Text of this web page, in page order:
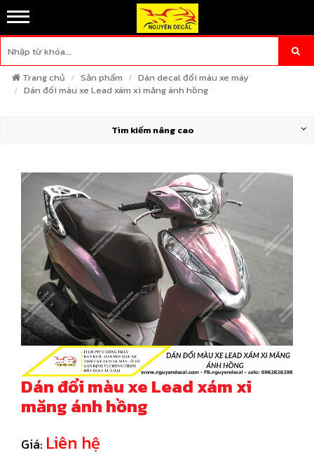
Trang chủ Sản phẩm
Dán decal đổi màu xe máy
Dán đổi màu xe Lead xám xi măng ánh hồng
Tìm kiếm nâng cao
Dán đổi màu xe Lead xám xi
măng ánh hồng
Giá: Liên hệ